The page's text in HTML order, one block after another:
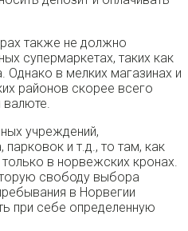
также не должно
супермаркетах, таких как
Однако в мелких магазинах и
районов скорее всего
валюте.
учреждений,
и т.д., то там, как
в норвежских кронах.
свободу выбора
в Норвегии
при себе определенную